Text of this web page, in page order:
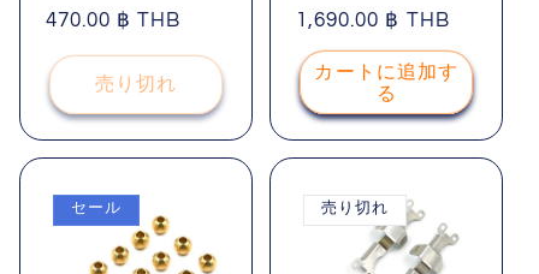
通
価
格
470.00 ฿ THB
売り切れ
通
常
価
格
1,690.00 ฿ THB
カートに追加す
る
セール 売り切れ